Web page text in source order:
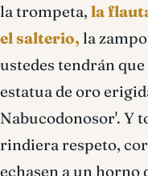
la trompeta, la
el salterio, la
ustedes tendrán
estatua de oro
Nabucodonosor'. Y
rindiera respeto,
echasen a un horno